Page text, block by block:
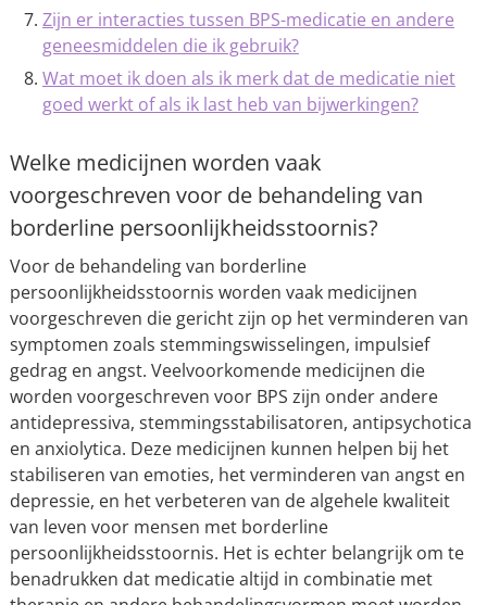
Zijn er interacties tussen BPS-medicatie en andere
geneesmiddelen die ik gebruik?
Wat moet ik doen als ik merk dat de medicatie niet
goed werkt of als ik last heb van bijwerkingen?
Welke medicijnen worden vaak
voorgeschreven voor de behandeling van
borderline persoonlijkheidsstoornis?
Voor de behandeling van borderline
persoonlijkheidsstoornis worden vaak medicijnen
voorgeschreven die gericht zijn op het verminderen van
symptomen zoals stemmingswisselingen, impulsief
gedrag en angst. Veelvoorkomende medicijnen die
worden voorgeschreven voor BPS zijn onder andere
antidepressiva, stemmingsstabilisatoren, antipsychotica
en anxiolytica. Deze medicijnen kunnen helpen bij het
stabiliseren van emoties, het verminderen van angst en
depressie, en het verbeteren van de algehele kwaliteit
van leven voor mensen met borderline
persoonlijkheidsstoornis. Het is echter belangrijk om te
benadrukken dat medicatie altijd in combinatie met